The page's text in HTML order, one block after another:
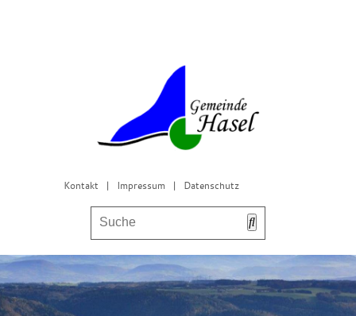
Kontakt | Impressum | Datenschutz
Bürgerservice & Gemeinderat